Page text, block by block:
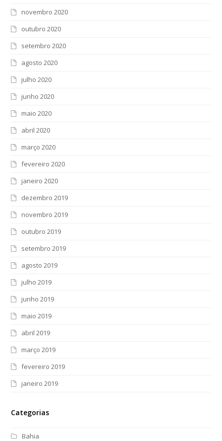
novembro 2020
outubro 2020
setembro 2020
agosto 2020
julho 2020
junho 2020
maio 2020
abril 2020
março 2020
fevereiro 2020
janeiro 2020
dezembro 2019
novembro 2019
outubro 2019
setembro 2019
agosto 2019
julho 2019
junho 2019
maio 2019
abril 2019
março 2019
fevereiro 2019
janeiro 2019
Categorias
Bahia